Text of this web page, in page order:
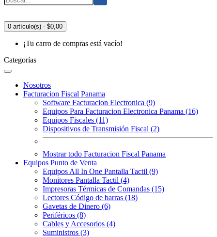
0 artículo(s) - $0,00
¡Tu carro de compras está vacío!
Categorías
Nosotros
Facturacion Fiscal Panama
Software Facturacion Electronica (9)
Equipos Para Facturacion Electronica Panama (16)
Equipos Fiscales (11)
Dispositivos de Transmisión Fiscal (2)
Mostrar todo Facturacion Fiscal Panama
Equipos Punto de Venta
Equipos All In One Pantalla Tactil (9)
Monitores Pantalla Tactil (4)
Impresoras Térmicas de Comandas (15)
Lectores Código de barras (18)
Gavetas de Dinero (6)
Periféricos (8)
Cables y Accesorios (4)
Suministros (3)